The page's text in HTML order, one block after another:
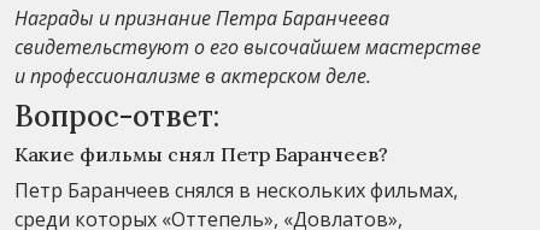
Награды и признание Петра Баранчеева
свидетельствуют о его высочайшем мастерстве
и профессионализме в актерском деле.
Вопрос-ответ:
Какие фильмы снял Петр Баранчеев?
Петр Баранчеев снялся в нескольких фильмах,
среди которых «Оттепель», «Довлатов»,